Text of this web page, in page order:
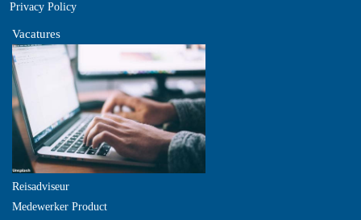
Privacy Policy
Vacatures
Reisadviseur
Medewerker Product